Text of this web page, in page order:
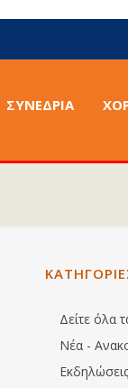
ΣΥΝΈΔΡΙΑ
Δείτε όλα
Νέα -